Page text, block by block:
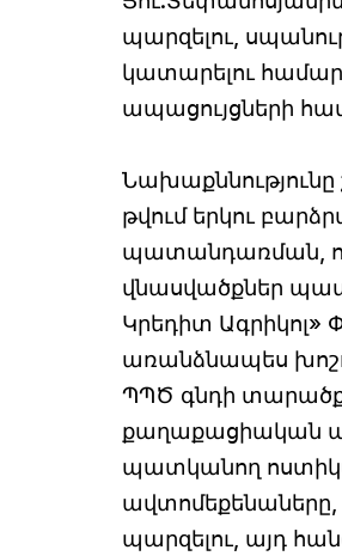
պարզելու,
կատարելու
ապացույցների
թվում երկու
պատանդառման,
վնասվածքներ
Կրեդիտ Ագրիկոլ»
առանձնապես
ՊՊԾ գնդի
քաղաքացիական
պատկանող
ավտոմեքենաները,
պարզելու, այդ